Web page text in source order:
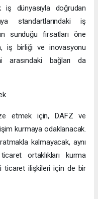
iş dünyasıyla doğrudan
standartlarındaki iş
sunduğu fırsatları öne
iş birliği ve inovasyonu
bağları da
etmek için, DAFZ ve
kurmaya odaklanacak.
kalmayacak, aynı
ortaklıkları kurma
ticaret ilişkileri için de bir